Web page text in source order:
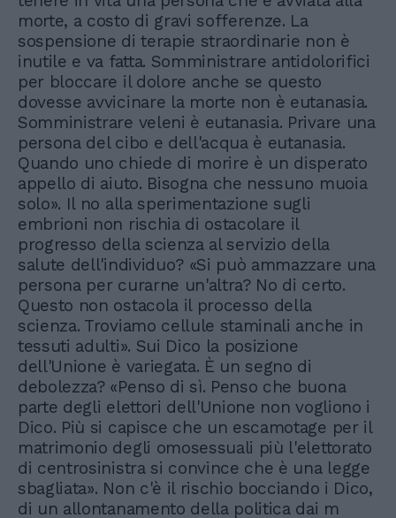
morte, a costo di gravi sofferenze. La
sospensione di terapie straordinarie non è
inutile e va fatta. Somministrare antidolorifici
per bloccare il dolore anche se questo
dovesse avvicinare la morte non è eutanasia.
Somministrare veleni è eutanasia. Privare una
persona del cibo e dell'acqua è eutanasia.
Quando uno chiede di morire è un disperato
appello di aiuto. Bisogna che nessuno muoia
solo». Il no alla sperimentazione sugli
embrioni non rischia di ostacolare il
progresso della scienza al servizio della
salute dell'individuo? «Si può ammazzare una
persona per curarne un'altra? No di certo.
Questo non ostacola il processo della
scienza. Troviamo cellule staminali anche in
tessuti adulti». Sui Dico la posizione
dell'Unione è variegata. È un segno di
debolezza? «Penso di sì. Penso che buona
parte degli elettori dell'Unione non vogliono i
Dico. Più si capisce che un escamotage per il
matrimonio degli omosessuali più l'elettorato
di centrosinistra si convince che è una legge
sbagliata». Non c'è il rischio bocciando i Dico,
di un allontanamento della politica dai m